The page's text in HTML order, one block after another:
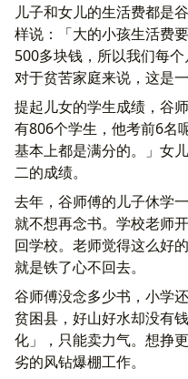
儿子和女儿的生活费都是
样说：「大的小孩生活费
500多块钱，所以我们每个
对于贫苦家庭来说，这是
提起儿女的学生成绩，谷
有806个学生，他考前6名
基本上都是满分的。」女
二的成绩。
去年，谷师傅的儿子休学
就不想再念书。学校老师
回学校。老师觉得这么好
就是铁了心不回去。
谷师傅没念多少书，小学
贫困县，好山好水却没有
化」，只能卖力气。想挣
劣的风钻爆棚工作。